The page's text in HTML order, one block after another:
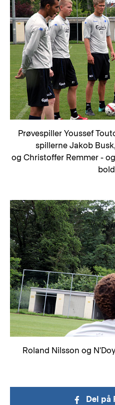
Prøvespiller Youssef
spillerne Jakob
og Christoffer Remmer -
Roland Nilsson og
Del på